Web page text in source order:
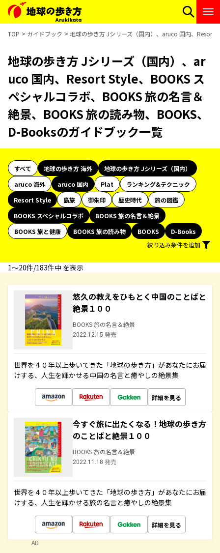
TOP ガイドブック 地球の歩き方 Jシリーズ（国内）、aruco 国内、Resort
地球の歩き方 Jシリーズ（国内）、ar
uco 国内、Resort Style、BOOKS ス
ペシャルコラボ、BOOKS 旅の名言＆
絶景、BOOKS 旅の読み物、BOOKS、
D-Booksのガイドブック一覧
すべて 地球の歩き方 海外
地球の歩き方 Jシリーズ（国内）
aruco 海外
aruco 国内 Plat
ランキング&テクニック
Resort Style
島旅 御朱印 歴史時代
旅の図鑑
BOOKS スペシャルコラボ
BOOKS 旅の名言＆絶景
BOOKS 旅と健康
BOOKS 旅の読み物 BOOKS
D-Books
絞り込み条件を追加
1〜20件/183件中 を表示
悠久の教えをひもとく中国のことばと
絶景１００
BOOKS 旅の名言＆絶景
2022.12.15 発売
世界を４０年以上歩いてきた「地球の歩き方」があなたにお届
けする、人生を輝かせる中国の名言と癒やしの絶景集
詳細を見る
今すぐ旅に出たくなる！地球の歩き方
のことばと絶景１００
BOOKS 旅の名言＆絶景
2022.11.18 発売
世界を４０年以上歩いてきた「地球の歩き方」があなたにお届
けする、人生を輝かせる旅の名言と癒やしの絶景集
詳細を見る
AD